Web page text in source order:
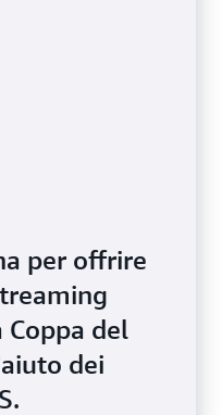
per offrire
Coppa del
dei